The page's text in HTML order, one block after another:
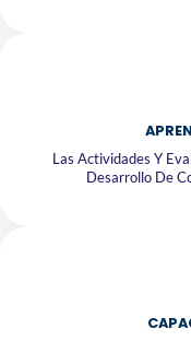
Las Actividades Y
Desarrollo De